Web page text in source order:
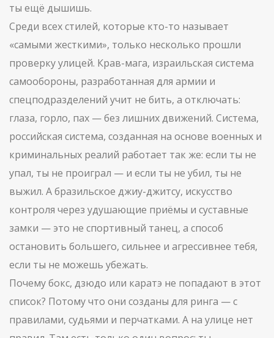
ты ещё дышишь.
Среди всех стилей, которые кто-то называет
«самыми жесткими», только несколько прошли
проверку улицей. Крав-мага, израильская система
самообороны, разработанная для армии и
спецподразделений учит не бить, а отключать:
глаза, горло, пах — без лишних движений. Системa,
российская система, созданная на основе военных и
криминальных реалий работает так же: если ты не
упал, ты не проиграл — и если ты не убил, ты не
выжил. Абразильское джиу-джитсу, искусство
контроля через удушающие приёмы и суставные
замки — это не спортивный танец, а способ
остановить большего, сильнее и агрессивнее тебя,
если ты не можешь убежать.
Почему бокс, дзюдо или каратэ не попадают в этот
список? Потому что они созданы для ринга — с
правилами, судьями и перчатками. А на улице нет